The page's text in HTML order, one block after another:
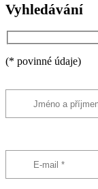
Vyhledávání
(* povinné údaje)